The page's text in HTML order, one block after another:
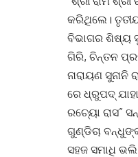
କରିଥିଲେ।
ବିଭାଗର ଶିଷ୍ୟ
ଗିରି, ଚିନ୍ତନ
ନାରାୟଣ ସୁନାନି
ରେ ଧ୍ରୁପଦ୍
ରଚ୍ୟୋ ରାସ”
ଗୁଣ୍ଡିଚା
ସହଜ ସମାଧି